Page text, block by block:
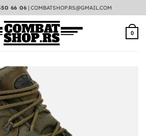
66 06 |COMBATSHOP.RS@GMAIL.COM
0